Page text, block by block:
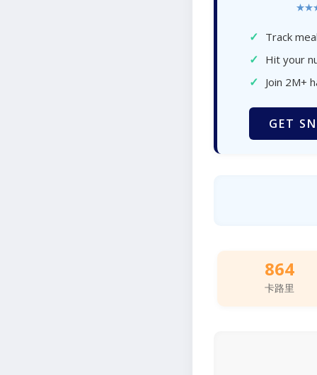
✓ Track
✓ Hit your
✓ Join 2M+
GET
864
卡路里